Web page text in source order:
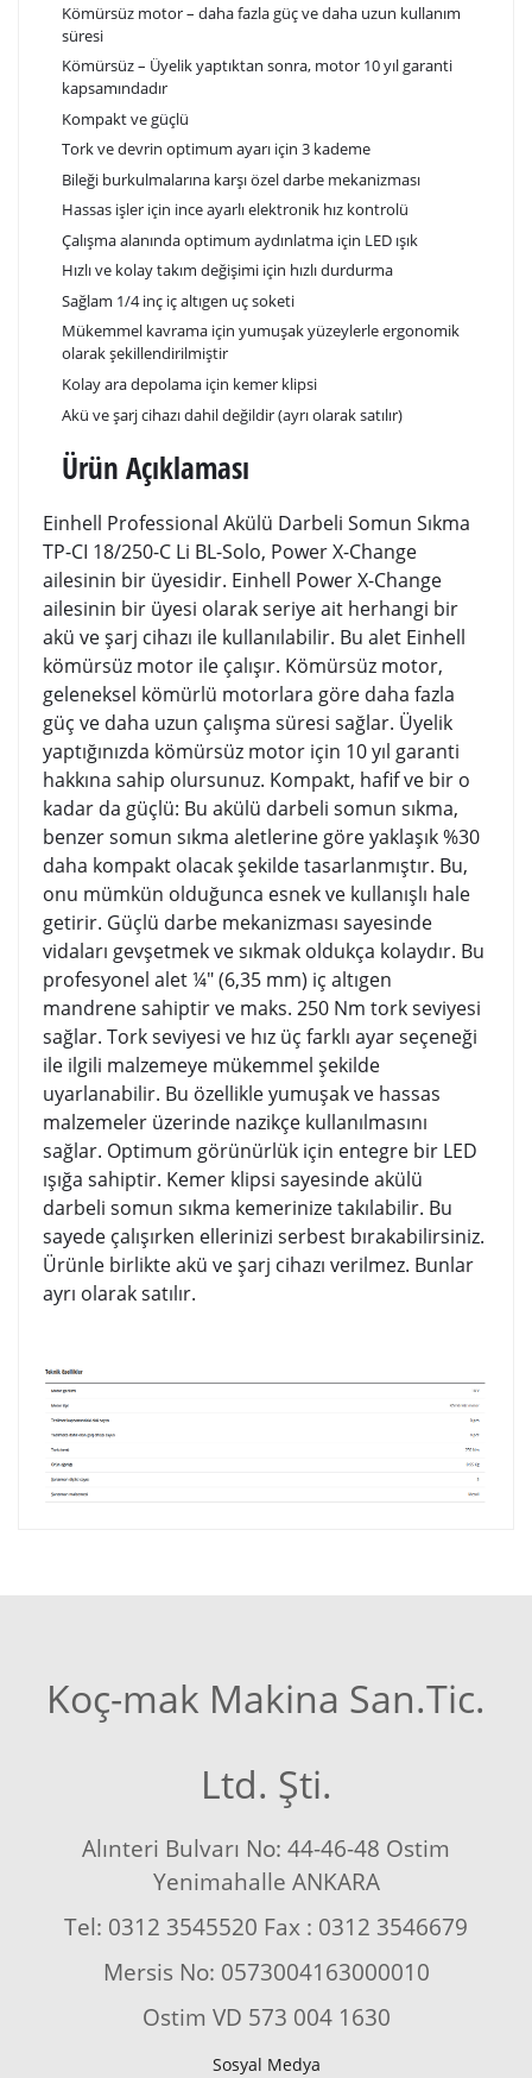
Kömürsüz motor – daha fazla güç ve daha uzun kullanım
süresi
Kömürsüz – Üyelik yaptıktan sonra, motor 10 yıl garanti
kapsamındadır
Kompakt ve güçlü
Tork ve devrin optimum ayarı için 3 kademe
Bileği burkulmalarına karşı özel darbe mekanizması
Hassas işler için ince ayarlı elektronik hız kontrolü
Çalışma alanında optimum aydınlatma için LED ışık
Hızlı ve kolay takım değişimi için hızlı durdurma
Sağlam 1/4 inç iç altıgen uç soketi
Mükemmel kavrama için yumuşak yüzeylerle ergonomik
olarak şekillendirilmiştir
Kolay ara depolama için kemer klipsi
Akü ve şarj cihazı dahil değildir (ayrı olarak satılır)
Ürün Açıklaması
Einhell Professional Akülü Darbeli Somun Sıkma
TP-CI 18/250-C Li BL-Solo, Power X-Change
ailesinin bir üyesidir. Einhell Power X-Change
ailesinin bir üyesi olarak seriye ait herhangi bir
akü ve şarj cihazı ile kullanılabilir. Bu alet Einhell
kömürsüz motor ile çalışır. Kömürsüz motor,
geleneksel kömürlü motorlara göre daha fazla
güç ve daha uzun çalışma süresi sağlar. Üyelik
yaptığınızda kömürsüz motor için 10 yıl garanti
hakkına sahip olursunuz. Kompakt, hafif ve bir o
kadar da güçlü: Bu akülü darbeli somun sıkma,
benzer somun sıkma aletlerine göre yaklaşık %30
daha kompakt olacak şekilde tasarlanmıştır. Bu,
onu mümkün olduğunca esnek ve kullanışlı hale
getirir. Güçlü darbe mekanizması sayesinde
vidaları gevşetmek ve sıkmak oldukça kolaydır. Bu
profesyonel alet ¼" (6,35 mm) iç altıgen
mandrene sahiptir ve maks. 250 Nm tork seviyesi
sağlar. Tork seviyesi ve hız üç farklı ayar seçeneği
ile ilgili malzemeye mükemmel şekilde
uyarlanabilir. Bu özellikle yumuşak ve hassas
malzemeler üzerinde nazikçe kullanılmasını
sağlar. Optimum görünürlük için entegre bir LED
ışığa sahiptir. Kemer klipsi sayesinde akülü
darbeli somun sıkma kemerinize takılabilir. Bu
sayede çalışırken ellerinizi serbest bırakabilirsiniz.
Ürünle birlikte akü ve şarj cihazı verilmez. Bunlar
ayrı olarak satılır.
Koç-mak Makina San.Tic.
Ltd. Şti.
Alınteri Bulvarı No: 44-46-48 Ostim
Yenimahalle ANKARA
Tel: 0312 3545520 Fax : 0312 3546679
Mersis No: 0573004163000010
Ostim VD 573 004 1630
Sosyal Medya